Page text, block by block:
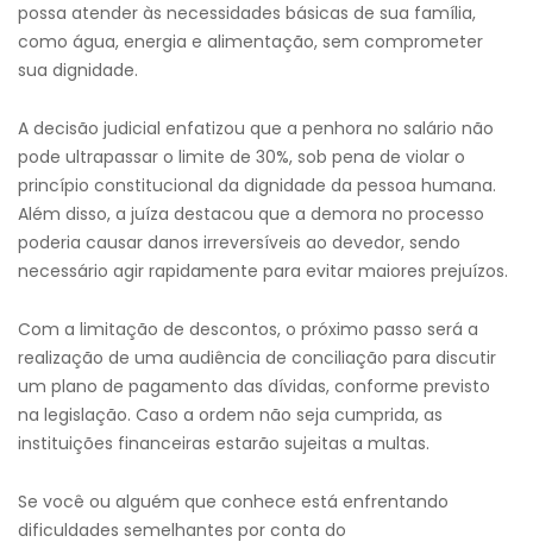
possa atender às necessidades básicas de sua família,
como água, energia e alimentação, sem comprometer
sua dignidade.
A decisão judicial enfatizou que a penhora no salário não
pode ultrapassar o limite de 30%, sob pena de violar o
princípio constitucional da dignidade da pessoa humana.
Além disso, a juíza destacou que a demora no processo
poderia causar danos irreversíveis ao devedor, sendo
necessário agir rapidamente para evitar maiores prejuízos.
Com a limitação de descontos, o próximo passo será a
realização de uma audiência de conciliação para discutir
um plano de pagamento das dívidas, conforme previsto
na legislação. Caso a ordem não seja cumprida, as
instituições financeiras estarão sujeitas a multas.
Se você ou alguém que conhece está enfrentando
dificuldades semelhantes por conta do